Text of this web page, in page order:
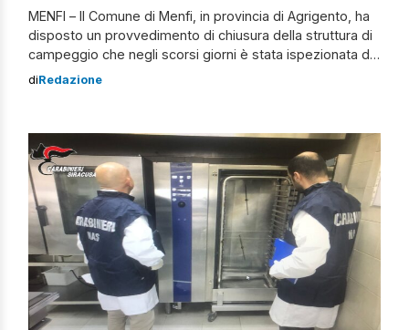
MENFI – Il Comune di Menfi, in provincia di Agrigento, ha
disposto un provvedimento di chiusura della struttura di
campeggio che negli scorsi giorni è stata ispezionata dai
carabinieri del Nas. I militari dell’Arma, a margine di un
sanitaria dei locali e per […]
diRedazione